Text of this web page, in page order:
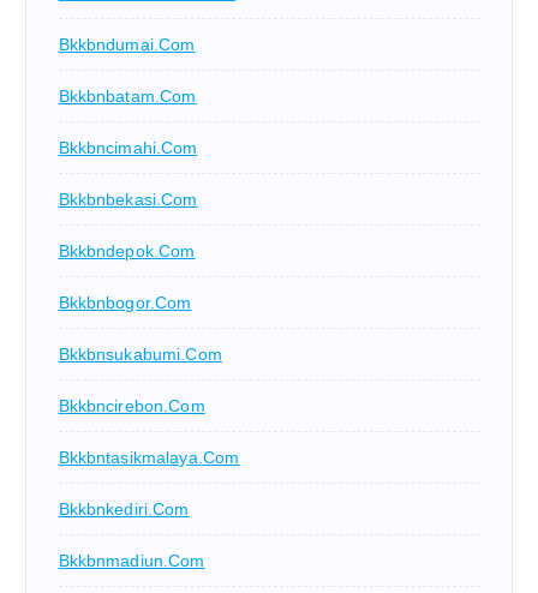
Bkkbndumai.com
Bkkbnbatam.com
Bkkbncimahi.com
Bkkbnbekasi.com
Bkkbndepok.com
Bkkbnbogor.com
Bkkbnsukabumi.com
Bkkbncirebon.com
Bkkbntasikmalaya.com
Bkkbnkediri.com
Bkkbnmadiun.com